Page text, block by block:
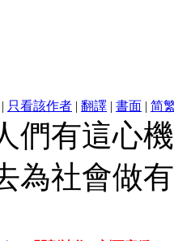
| 只看該作者 | 翻譯 | 書面 | 简
們有這心
為社會做